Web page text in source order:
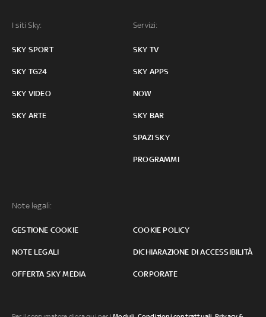
I siti Sky:
SKY SPORT
SKY TG24
SKY VIDEO
SKY ARTE
Servizi:
SKY TV
SKY APPS
NOW
SKY BAR
SPAZI SKY
PROGRAMMI
Note legali:
GESTIONE COOKIE COOKIE POLICY
NOTE LEGALI DICHIARAZIONE DI ACCESSIBILITÀ
OFFERTA SKY MEDIA CORPORATE